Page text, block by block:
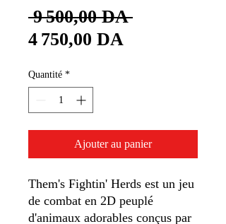
9 500,00 DA Prix
4 750,00 DA
Quantité *
Ajouter au panier
Them's Fightin' Herds est un jeu
de combat en 2D peuplé
d'animaux adorables conçus par